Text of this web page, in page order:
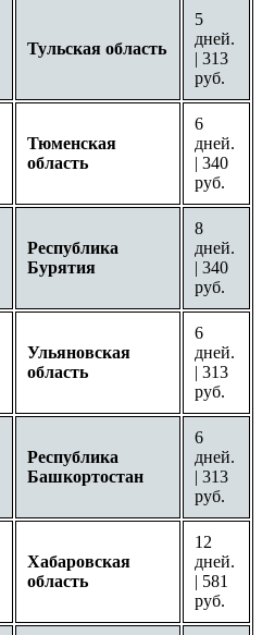
Тульская область
5
дней.
| 313
руб.
Тюменская
область
6
дней.
| 340
руб.
Республика
Бурятия
8
дней.
| 340
руб.
Ульяновская
область
6
дней.
| 313
руб.
Республика
Башкортостан
6
дней.
| 313
руб.
Хабаровская
область
12
дней.
| 581
руб.